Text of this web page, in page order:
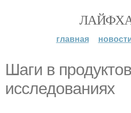
главная
Шаги в
исследованиях